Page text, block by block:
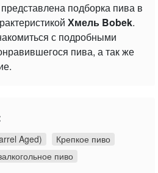
подборка пива в
Хмель Bobek.
с подробными
пива, а так же
Aged)
Крепкое пиво
пиво